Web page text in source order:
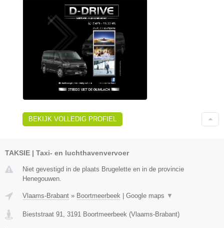
BEKIJK VOLLEDIG PROFIEL
TAKSIE | Taxi- en luchthavenvervoer
Niet gevestigd in de plaats Brugelette en in de provincie
Henegouwen.
Vlaams-Brabant » Boortmeerbeek | Google maps ▼
Bieststraat 91 3191 Boortmeerbeek (Vlaams-Brabant)